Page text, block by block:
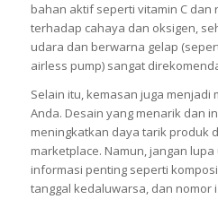
bahan aktif seperti vitamin C
terhadap cahaya dan oksigen,
udara dan berwarna gelap
airless pump) sangat
Selain itu, kemasan juga menjadi
Anda. Desain yang menarik dan
meningkatkan daya tarik produk
marketplace. Namun, jangan
informasi penting seperti
tanggal kedaluwarsa, dan nomor